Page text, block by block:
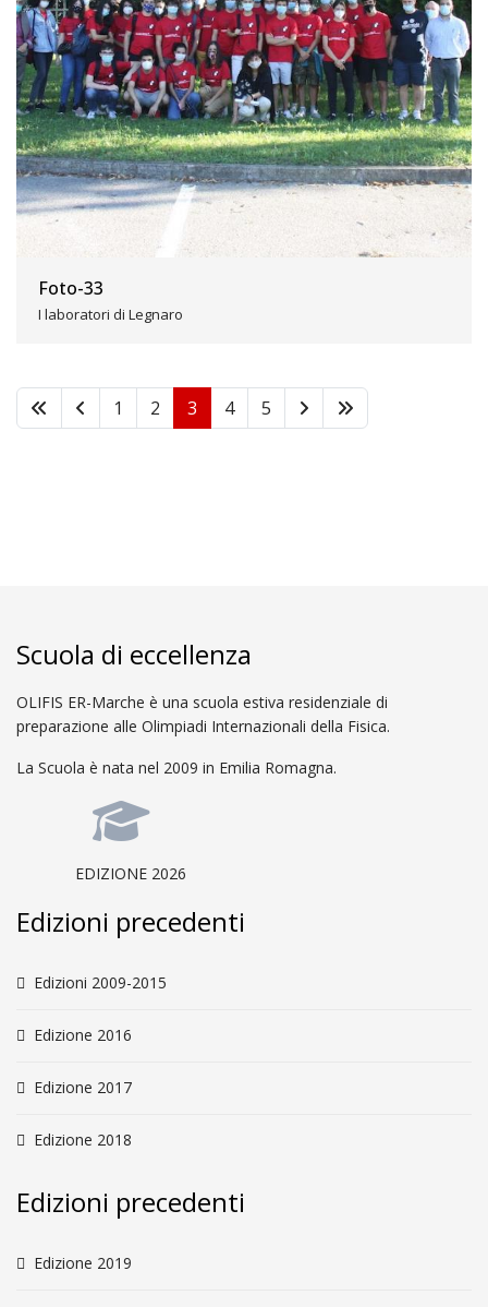
Foto-33
I laboratori di Legnaro
1 2 3 4 5
Scuola di eccellenza
OLIFIS ER-Marche è una scuola estiva residenziale di
preparazione alle Olimpiadi Internazionali della Fisica.
La Scuola è nata nel 2009 in Emilia Romagna.
EDIZIONE 2026
Edizioni precedenti
Edizioni 2009-2015
Edizione 2016
Edizione 2017
Edizione 2018
Edizioni precedenti
Edizione 2019